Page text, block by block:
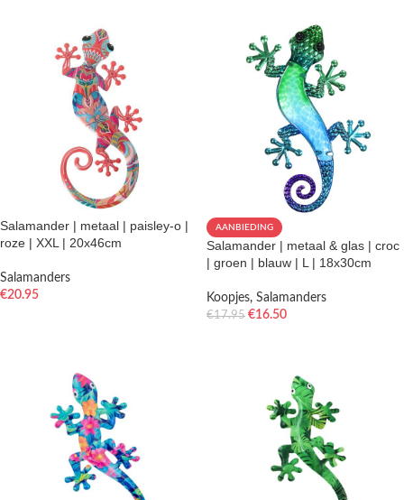
Salamander | metaal | paisley-o |
roze | XXL | 20x46cm
Salamanders
€20.95
AANBIEDING
Salamander | metaal & glas | croc
| groen | blauw | L | 18x30cm
Koopjes, Salamanders
€17.95 €16.50